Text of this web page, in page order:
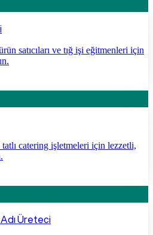
satıcıları ve tığ işi eğitmenleri için
tatlı catering işletmeleri için lezzetli,
Üreteci